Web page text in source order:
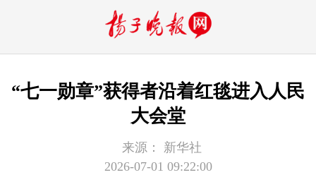
“七一勋章”获得者沿着红毯进入人民
大会堂
来源：
新华社
2026-07-01 09:22:00